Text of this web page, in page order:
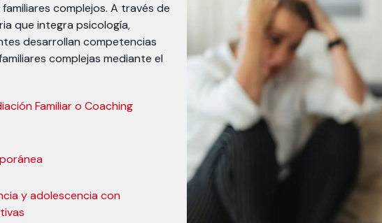
complejos. A través de
que integra psicología,
desarrollan competencias
complejas mediante el
Familiar o Coaching
y adolescencia con